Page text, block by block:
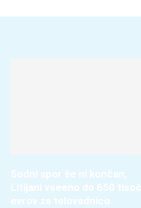
Sodni spor še ni končan,
Litijani vseeno do 650 tisoč
evrov za telovadnico